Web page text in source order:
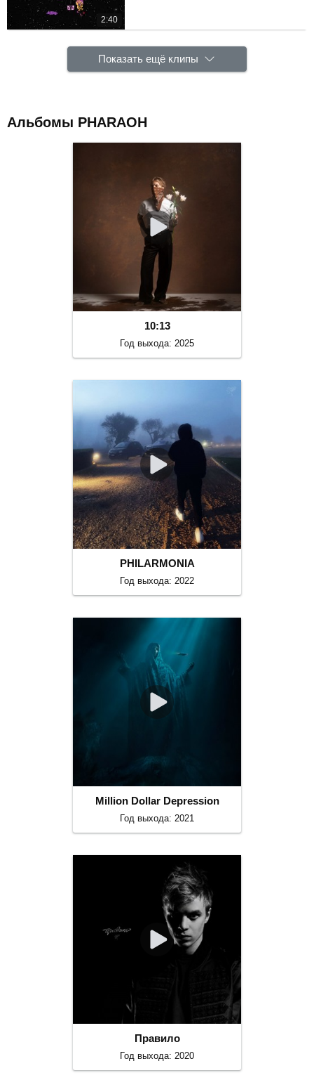
2:40
Показать ещё клипы
Альбомы PHARAOH
10:13
Год выхода: 2025
PHILARMONIA
Год выхода: 2022
Million Dollar Depression
Год выхода: 2021
Правило
Год выхода: 2020